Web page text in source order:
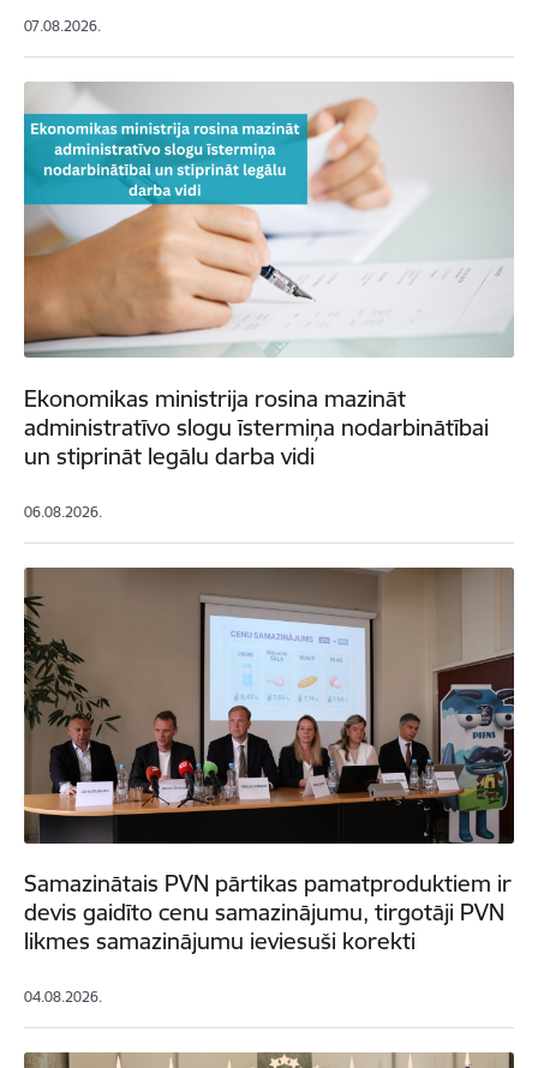
07.08.2026.
Ekonomikas ministrija rosina mazināt
administratīvo slogu īstermiņa nodarbinātībai
un stiprināt legālu darba vidi
06.08.2026.
Samazinātais PVN pārtikas pamatproduktiem ir
devis gaidīto cenu samazinājumu, tirgotāji PVN
likmes samazinājumu ieviesuši korekti
04.08.2026.